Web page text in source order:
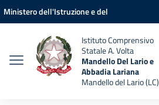
Vai ai contenuti
Vai al menu di navigazione
Vai al footer
Ministero dell'Istruzione e del
Istituto Comprensivo
Statale A. Volta
Mandello Del Lario e
Abbadia Lariana
Mandello del Lario (LC)